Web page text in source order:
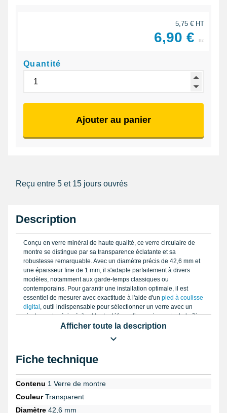
5,75 € HT
6,90 € ttc
Quantité
Ajouter au panier
Reçu entre 5 et 15 jours ouvrés
Description
Conçu en verre minéral de haute qualité, ce verre circulaire de
montre se distingue par sa transparence éclatante et sa
robustesse remarquable. Avec un diamètre précis de 42,6 mm et
une épaisseur fine de 1 mm, il s'adapte parfaitement à divers
modèles, notamment aux garde-temps classiques ou
contemporains. Pour garantir une installation optimale, il est
essentiel de mesurer avec exactitude à l'aide d'un pied à coulisse
digital , outil indispensable pour sélectionner un verre avec un
ajustement précis, évitant toute déformation ou jeu entre le boîtier
L'entretien et la finition de ce type de verre minéral peuvent être
surface parfaitement lisse, utilisez ce
surtout sur des montres de collection ou fragiles, privilégiez le
doigtier latex crème taille S
traces de doigts et évite tout risque d’abrasion.
Afficher toute la description
Fiche technique
Contenu 1 Verre de montre
CouleurTransparent
Diamètre 42,6 mm